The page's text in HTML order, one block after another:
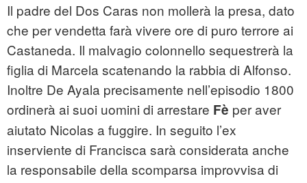
Il padre del Dos Caras non mollerà la presa, dato
che per vendetta farà vivere ore di puro terrore ai
Castaneda. Il malvagio colonnello sequestrerà la
figlia di Marcela scatenando la rabbia di Alfonso.
Inoltre De Ayala precisamente nell’episodio 1800
ordinerà ai suoi uomini di arrestare Fè per aver
aiutato Nicolas a fuggire. In seguito l’ex
inserviente di Francisca sarà considerata anche
la responsabile della scomparsa improvvisa di